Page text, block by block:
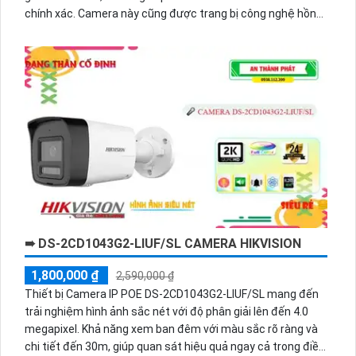
chính xác. Camera này cũng được trang bị công nghệ hồng
biệt, DS-2CD1027G2-L có khả năng chống nước và chống
bụi IP67, cho phép hoạt động hiệu quả trong bất kỳ điều
kiện ngoại vi nào. Với khả năng ghi hình 24/7 và khả năng kết
nối mạng, nó là lựa chọn hoàn hảo cho việc bảo vệ và giám
sát tổ chức, nhà ở và doanh nghiệp.
➠ DS-2CD1043G2-LIUF/SL CAMERA HIKVISION
1,800,000 ₫
2,590,000 ₫
Thiết bị Camera IP POE DS-2CD1043G2-LIUF/SL mang đến
trải nghiệm hình ảnh sắc nét với độ phân giải lên đến 4.0
megapixel. Khả năng xem ban đêm với màu sắc rõ ràng và
chi tiết đến 30m, giúp quan sát hiệu quả ngay cả trong điều